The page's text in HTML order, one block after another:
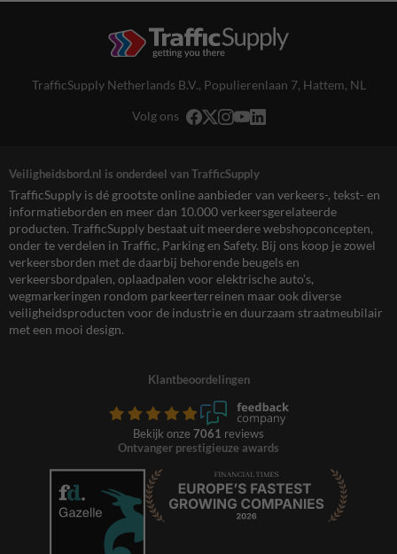
TrafficSupply Netherlands B.V., Populierenlaan 7, Hattem, NL
Volg ons
Veiligheidsbord.nl is onderdeel van TrafficSupply
TrafficSupply is dé grootste online aanbieder van verkeers-, tekst- en
informatieborden en meer dan 10.000 verkeersgerelateerde
producten. TrafficSupply bestaat uit meerdere webshopconcepten,
onder te verdelen in Traffic, Parking en Safety. Bij ons koop je zowel
verkeersborden met de daarbij behorende beugels en
verkeersbordpalen, oplaadpalen voor elektrische auto’s,
wegmarkeringen rondom parkeerterreinen maar ook diverse
veiligheidsproducten voor de industrie en duurzaam straatmeubilair
met een mooi design.
Klantbeoordelingen
Bekijk onze 7061 reviews
Ontvanger prestigieuze awards